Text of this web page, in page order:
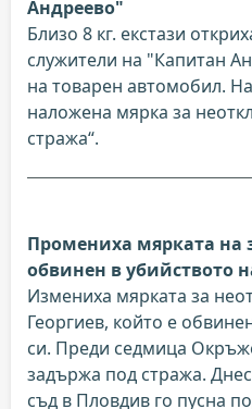
Андреево"
Близо 8 кг. екстази
служители на "Капитан
на товарен автомобил.
наложена мярка за
стража“.
Промениха мярката на
обвинен в убийството
Измениха мярката за
Георгиев, който е
си. Преди седмица
задържа под стража.
съд в Пловдив го пусна